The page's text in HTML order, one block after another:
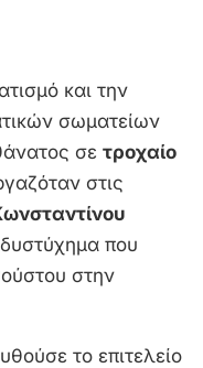
και την
σωματείων
σε τροχαίο
στις
που
στην
το επιτελείο